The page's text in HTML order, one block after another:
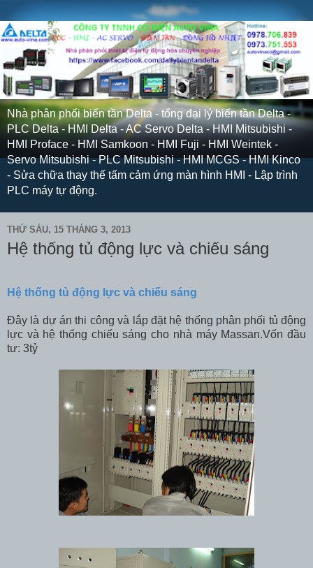
Nhà phân phối biến tần Delta - tổng đại lý biến tần Delta -
PLC Delta - HMI Delta - AC Servo Delta - HMI Mitsubishi -
HMI Proface - HMI Samkoon - HMI Fuji - HMI Weintek -
Servo Mitsubishi - PLC Mitsubishi - HMI MCGS - HMI Kinco
- Sửa chữa thay thế tấm cảm ứng màn hình HMI - Lập trình
PLC máy tự động.
THỨ SÁU, 15 THÁNG 3, 2013
Hệ thống tủ động lực và chiếu sáng
Hệ thống tủ động lực và chiếu sáng
Đây là dự án thi công và lắp đặt hệ thống phân phối tủ động
lực và hệ thống chiếu sáng cho nhà máy Massan.Vốn đầu
tư: 3tỷ